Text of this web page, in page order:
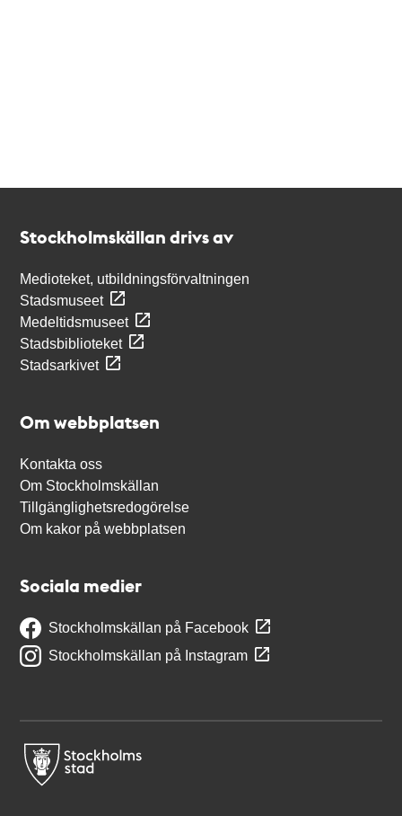
Stockholmskällan drivs av
Medioteket, utbildningsförvaltningen
Stadsmuseet
Medeltidsmuseet
Stadsbiblioteket
Stadsarkivet
Om webbplatsen
Kontakta oss
Om Stockholmskällan
Tillgänglighetsredogörelse
Om kakor på webbplatsen
Sociala medier
Stockholmskällan på Facebook
Stockholmskällan på Instagram